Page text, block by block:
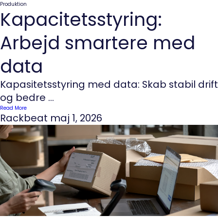
Produktion
Kapacitetsstyring:
Arbejd smartere med
data
Kapasitetsstyring med data: Skab stabil drift
og bedre ...
Read More
Rackbeat maj 1, 2026